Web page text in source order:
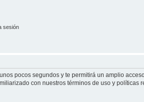
sesión
pocos segundos y te permitirá un amplio
con nuestros términos de uso y